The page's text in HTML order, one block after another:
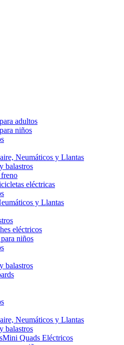
adultos
niños
Neumáticos y Llantas
balastros
freno
eléctricas
y Llantas
eléctricos
niños
balastros
Neumáticos y Llantas
balastros
Mini Quads Eléctricos